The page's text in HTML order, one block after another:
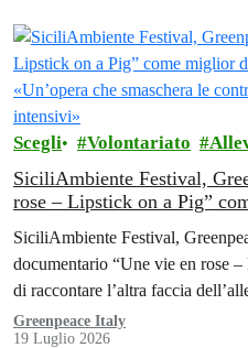
Scegli Volontariato
SiciliAmbiente Festival,
rose – Lipstick on a Pig”
degli allevamenti intensivi»
SiciliAmbiente Festival,
documentario “Une vie en rose
di raccontare l’altra faccia
Greenpeace Italy
19 Luglio 2026